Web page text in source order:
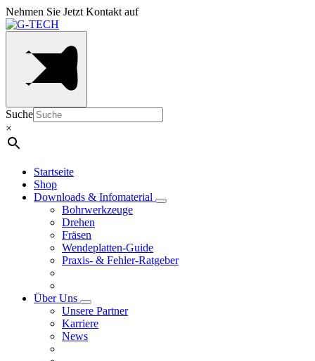
Nehmen Sie Jetzt Kontakt auf
Suche
×
Startseite
Shop
Downloads & Infomaterial
Bohrwerkzeuge
Drehen
Fräsen
Wendeplatten-Guide
Praxis- & Fehler-Ratgeber
Über Uns
Unsere Partner
Karriere
News